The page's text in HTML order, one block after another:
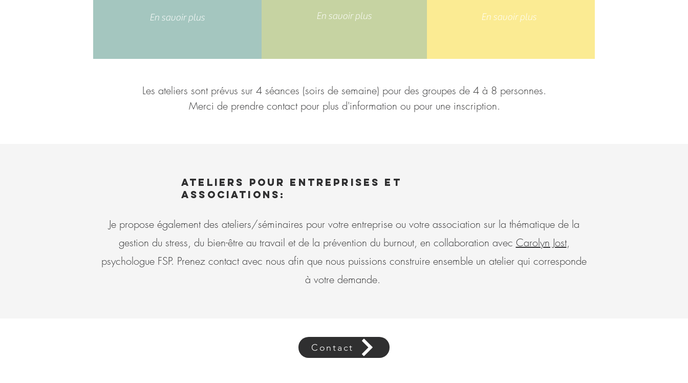
En savoir plus En savoir plus En savoir plus
Les ateliers sont prévus sur 4 séances (soirs de semaine) pour des groupes de 4 à 8 personnes.
Merci de prendre contact pour plus d'information ou pour une inscription.
Ateliers pour entreprises et
associations:
Je propose également des ateliers/séminaires pour votre entreprise ou votre association sur la thématique de la
gestion du stress, du bien-être au travail et de la prévention du burnout, en collaboration avec Carolyn Jost,
psychologue FSP. Prenez contact avec nous afin que nous puissions construire ensemble un atelier qui corresponde
à votre demande.
Contact